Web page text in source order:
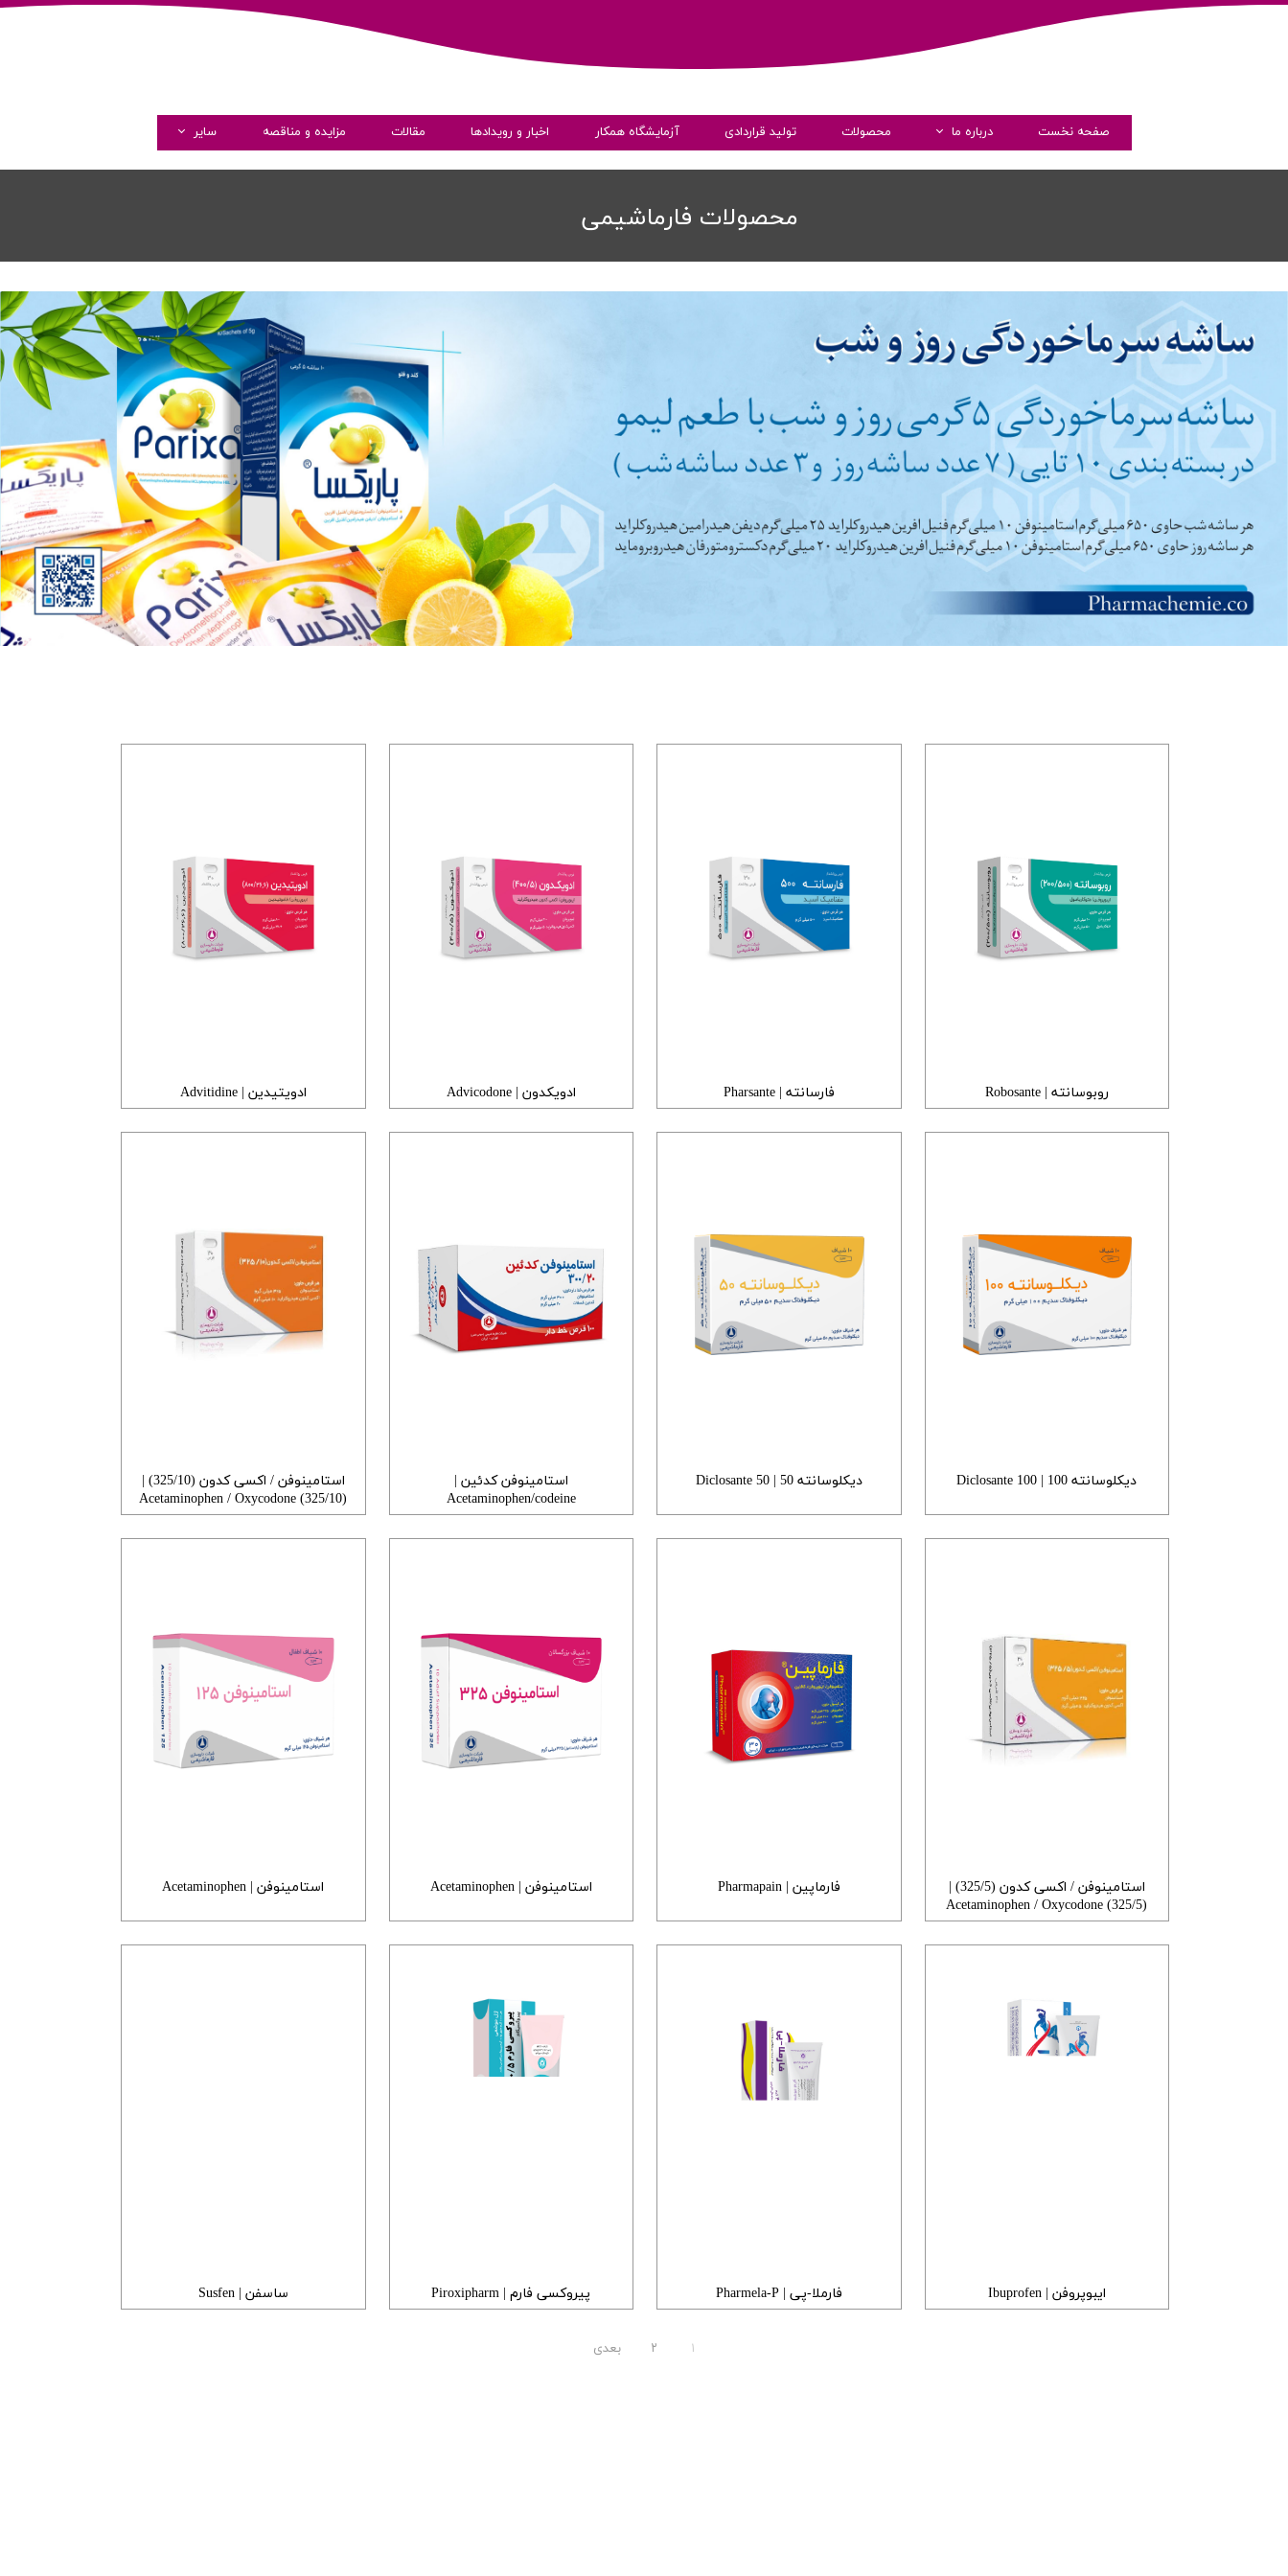
صفحه نخست درباره ما
شرکت های همکار
شفاف سازی و دسترسی آزاد به داده ها
محصولات تولید قراردادی آزمایشگاه همکار اخبار و رویدادها مقالات مزایده و مناقصه سایر
محصولات فارماشیمی
روبوسانته | Robosante فارسانته | Pharsante ادویکدون | Advicodone ادویتیدین | Advitidine
دیکلوسانته 100 | 100 Diclosante دیکلوسانته 50 | 50 Diclosante
استامینوفن کدئین |
Acetaminophen/codeine
استامینوفن / اکسی کدون (325/10) |
Acetaminophen / Oxycodone (325/10)
استامینوفن / اکسی کدون (325/5) |
Acetaminophen / Oxycodone (325/5)
فارماپین | Pharmapain استامینوفن | Acetaminophen استامینوفن | Acetaminophen
ایبوپروفن | Ibuprofen فارملا-پی | Pharmela-P پیروکسی فارم | Piroxipharm ساسفن | Susfen
۱ ۲ بعدی